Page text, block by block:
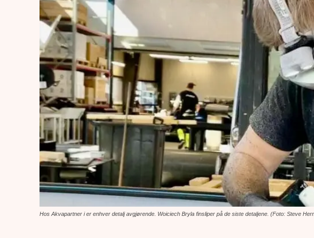
Hos Akvapartner i er enhver detalj avgjørende. Woiciech Bryla finsliper på de siste detaljene. (Foto: Steve